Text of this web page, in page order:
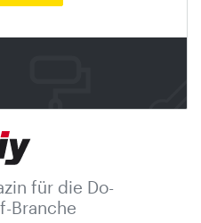
für die Do-
Branche